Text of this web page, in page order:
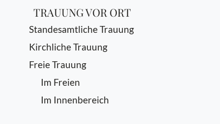
TRAUUNG VOR ORT
Standesamtliche Trauung
Kirchliche Trauung
Freie Trauung
Im Freien
Im Innenbereich